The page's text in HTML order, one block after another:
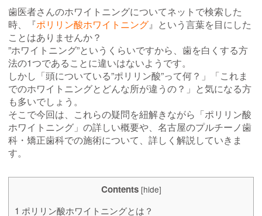
歯医者さんのホワイトニングについてネットで検索した
時、『ポリリン酸ホワイトニング』という言葉を目にした
ことはありませんか？
”ホワイトニング”というくらいですから、歯を白くする方
法の1つであることに違いはないようです。
しかし「頭についている”ポリリン酸”って何？」「これま
でのホワイトニングとどんな所が違うの？」と気になる方
も多いでしょう。
そこで今回は、これらの疑問を紐解きながら「ポリリン酸
ホワイトニング」の詳しい概要や、名古屋のプルチーノ歯
科・矯正歯科での施術について、詳しく解説していきま
す。
Contents [hide]
1 ポリリン酸ホワイトニングとは？